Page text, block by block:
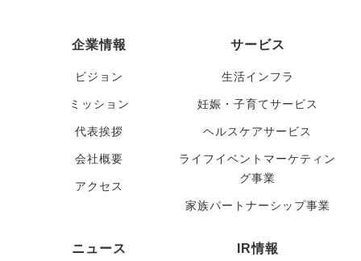
企業情報
ビジョン
ミッション
代表挨拶
会社概要
アクセス
サービス
生活インフラ
妊娠・子育てサービス
ヘルスケアサービス
ライフイベントマーケティン
グ事業
家族パートナーシップ事業
ニュース IR情報